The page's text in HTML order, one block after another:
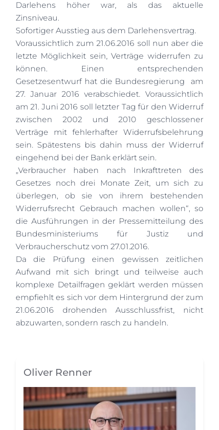
Darlehens höher war, als das aktuelle
Zinsniveau.
Sofortiger Ausstieg aus dem Darlehensvertrag.
Voraussichtlich zum 21.06.2016 soll nun aber die
letzte Möglichkeit sein, Verträge widerrufen zu
können. Einen entsprechenden
Gesetzesentwurf hat die Bundesregierung
am
27. Januar 2016 verabschiedet. Voraussichtlich
am 21. Juni 2016 soll letzter Tag für den Widerruf
zwischen 2002 und 2010 geschlossener
Verträge mit fehlerhafter Widerrufsbelehrung
sein. Spätestens bis dahin muss der Widerruf
eingehend bei der Bank erklärt sein.
„Verbraucher haben nach Inkrafttreten des
Gesetzes noch drei Monate Zeit, um sich zu
überlegen, ob sie von ihrem bestehenden
Widerrufsrecht Gebrauch machen wollen“, so
die Ausführungen in der Pressemitteilung des
Bundesministeriums für Justiz und
Verbraucherschutz vom 27.01.2016.
Da die Prüfung einen gewissen zeitlichen
Aufwand mit sich bringt und teilweise auch
komplexe Detailfragen geklärt werden müssen
empfiehlt es sich vor dem Hintergrund der zum
21.06.2016 drohenden Ausschlussfrist, nicht
abzuwarten, sondern rasch zu handeln.
Oliver Renner